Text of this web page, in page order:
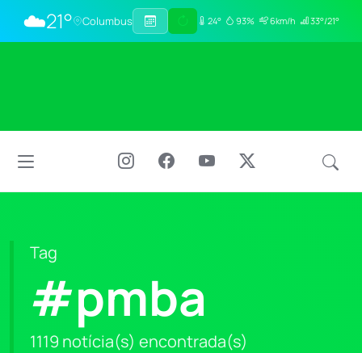
☁️21° Columbus 24° 93% 6km/h 33°/21°
Tag
#pmba
1119 notícia(s) encontrada(s)